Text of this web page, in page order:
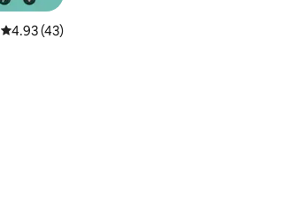
平均评分 4.93 分（满分 5 分），共 43 条评价
4.93 (43)